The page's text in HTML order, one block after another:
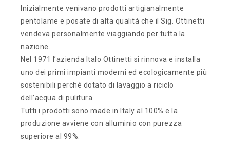
Inizialmente venivano prodotti artigianalmente
pentolame e posate di alta qualità che il Sig. Ottinetti
vendeva personalmente viaggiando per tutta la
nazione.
Nel 1971 l’azienda Italo Ottinetti si rinnova e installa
uno dei primi impianti moderni ed ecologicamente più
sostenibili perché dotato di lavaggio a riciclo
dell’acqua di pulitura.
Tutti i prodotti sono made in Italy al 100% e la
produzione avviene con alluminio con purezza
superiore al 99%.